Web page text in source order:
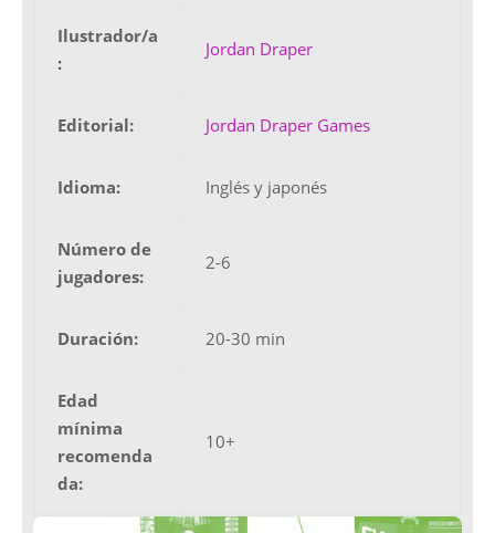
Ilustrador/a
:
Jordan Draper
Editorial: Jordan Draper Games
Idioma: Inglés y japonés
Número de
jugadores:
2-6
Duración: 20-30 min
Edad
mínima
recomenda
da:
10+